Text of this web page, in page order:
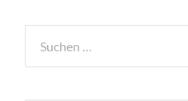
nach: